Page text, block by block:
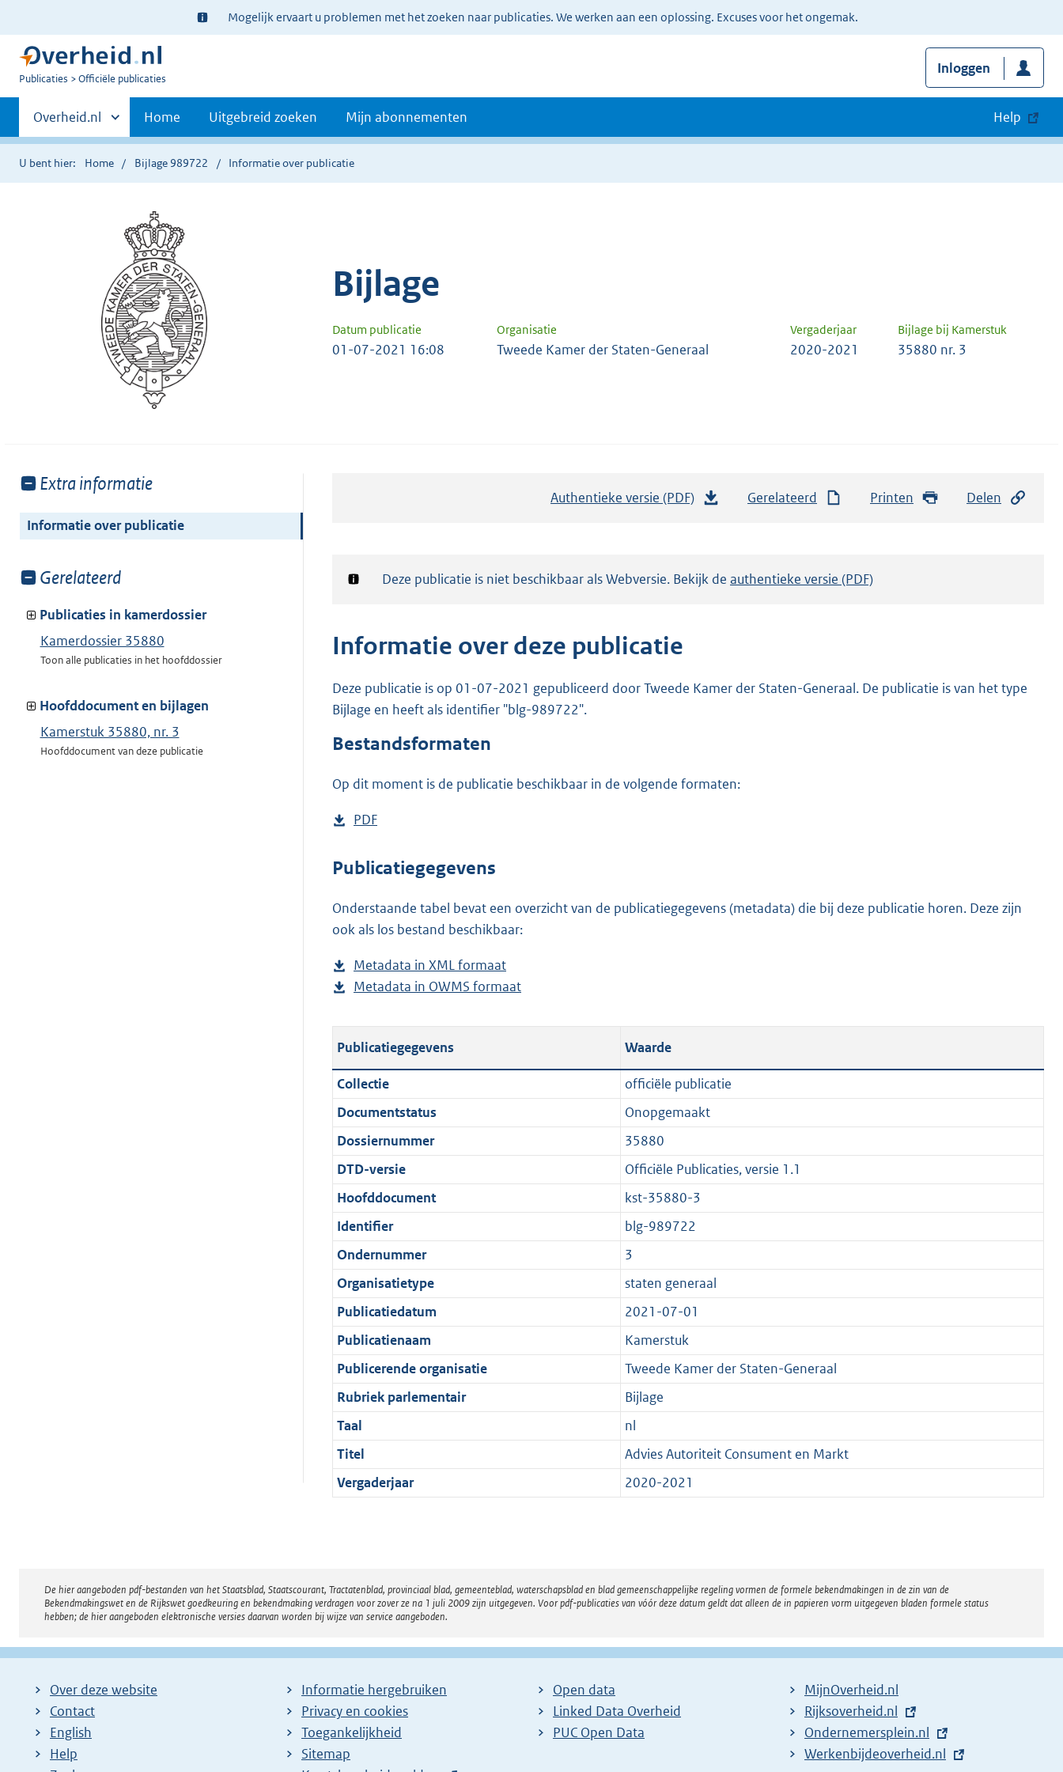
Ter
informatie:
Mogelijk ervaart u problemen met het zoeken naar publicaties. We werken aan een oplossing. Excuses voor het ongemak.
U
Publicaties Officiële publicaties
Inloggen
Primaire
navigatie
Andere
sites
binnen
Overheid.nl Home Uitgebreid zoeken Mijn abonnementen Help
U bent hier: Home Bijlage 989722 Informatie over publicatie
Bijlage
Datum publicatie Organisatie Vergaderjaar Bijlage bij Kamerstuk
01-07-2021 16:08 Tweede Kamer der Staten-Generaal 2020-2021 35880 nr. 3
Toon
van:
Extra informatie
Informatie over publicatie
Toon
van:
Gerelateerd
Publicaties in kamerdossier
Kamerdossier 35880
Toon alle publicaties in het hoofddossier
Hoofddocument en bijlagen
Kamerstuk 35880, nr. 3
Hoofddocument van deze publicatie
Authentieke versie (PDF)
a
r
b
Gerelateerd Printen Delen
Notificatie:
Deze publicatie is niet beschikbaar als Webversie. Bekijk de authentieke versie (PDF)
Informatie over deze publicatie
Deze publicatie is op 01-07-2021 gepubliceerd door Tweede Kamer der Staten-Generaal. De publicatie is van het type
Bijlage en heeft als identifier "blg-989722".
Bestandsformaten
Op dit moment is de publicatie beschikbaar in de volgende formaten:
D
w
l
o
d
p
l
i
c
a
t
i
e
i
n
f
o
r
m
a
a
t
PDF
s
a
n
s
g
o
t
t
e
:
3
2
K
b
Publicatiegegevens
Onderstaande tabel bevat een overzicht van de publicatiegegevens (metadata) die bij deze publicatie horen. Deze zijn
ook als los bestand beschikbaar:
Metadata in XML formaat
e
t
n
r
t
K
Metadata in OWMS formaat
s
a
g
t
1
Publicatiegegevens Waarde
Collectie
officiële publicatie
Documentstatus
Onopgemaakt
Dossiernummer
35880
DTD-versie
Officiële Publicaties, versie 1.1
Hoofddocument
kst-35880-3
Identifier
blg-989722
Ondernummer
3
Organisatietype
staten generaal
Publicatiedatum
2021-07-01
Publicatienaam
Kamerstuk
Publicerende organisatie
Tweede Kamer der Staten-Generaal
Rubriek parlementair
Bijlage
Taal
nl
Titel
Advies Autoriteit Consument en Markt
Vergaderjaar
2020-2021
Disclaimer
De hier aangeboden pdf-bestanden van het Staatsblad, Staatscourant, Tractatenblad, provinciaal blad, gemeenteblad, waterschapsblad en blad gemeenschappelijke regeling vormen de formele bekendmakingen in de zin van de
Bekendmakingswet en de Rijkswet goedkeuring en bekendmaking verdragen voor zover ze na 1 juli 2009 zijn uitgegeven. Voor pdf-publicaties van vóór deze datum geldt dat alleen de in papieren vorm uitgegeven bladen formele status
hebben; de hier aangeboden elektronische versies daarvan worden bij wijze van service aangeboden.
Over deze website
Contact
English
Help
Informatie hergebruiken
Privacy en cookies
Toegankelijkheid
Sitemap
Open data
Linked Data Overheid
PUC Open Data
MijnOverheid.nl
E
x
t
Rijksoverheid.nl
E
x
Ondernemersplein.nl
E
Werkenbijdeoverheid.nl